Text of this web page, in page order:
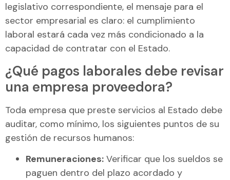
legislativo correspondiente, el mensaje para el
sector empresarial es claro: el cumplimiento
laboral estará cada vez más condicionado a la
capacidad de contratar con el Estado.
¿Qué pagos laborales debe revisar
una empresa proveedora?
Toda empresa que preste servicios al Estado debe
auditar, como mínimo, los siguientes puntos de su
gestión de recursos humanos:
Remuneraciones: Verificar que los sueldos se
paguen dentro del plazo acordado y